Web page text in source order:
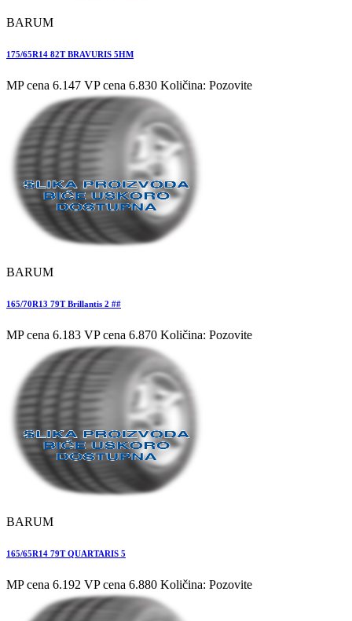
BARUM
175/65R14 82T BRAVURIS 5HM
MP cena 6.147 VP cena 6.830 Količina: Pozovite
BARUM
165/70R13 79T Brillantis 2 ##
MP cena 6.183 VP cena 6.870 Količina: Pozovite
BARUM
165/65R14 79T QUARTARIS 5
MP cena 6.192 VP cena 6.880 Količina: Pozovite